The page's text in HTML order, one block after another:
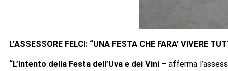
L’ASSESSORE FELCI: “UNA FESTA CHE FARA’ VIVERE
“L’intento della Festa dell’Uva e dei Vini – afferma